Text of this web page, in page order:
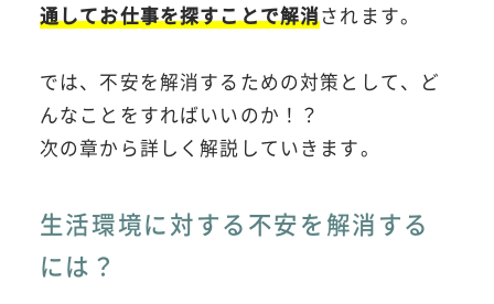
通してお仕事を探すことで解消されます。
では、不安を解消するための対策として、ど
んなことをすればいいのか！？
次の章から詳しく解説していきます。
生活環境に対する不安を解消する
には？